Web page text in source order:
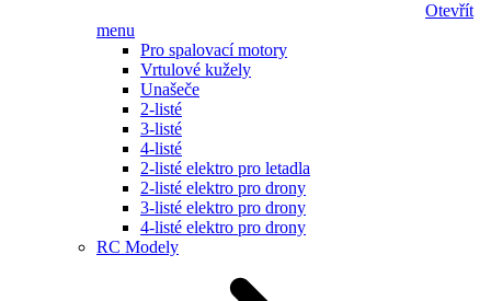
Otevřít
menu
Pro spalovací motory
Vrtulové kužely
Unašeče
2-listé
3-listé
4-listé
2-listé elektro pro letadla
2-listé elektro pro drony
3-listé elektro pro drony
4-listé elektro pro drony
RC Modely